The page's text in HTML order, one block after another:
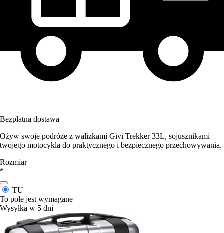
Bezpłatna dostawa
Ożyw swoje podróże z walizkami Givi Trekker 33L, sojusznikami
twojego motocykla do praktycznego i bezpiecznego przechowywania.
Rozmiar
*
TU
To pole jest wymagane
Wysyłka w 5 dni